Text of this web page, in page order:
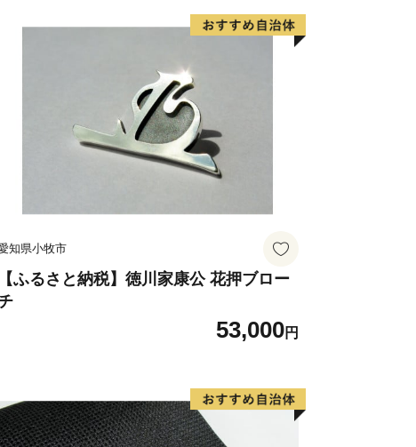
輸株式会社の運賃収受の開始につい
important/info_230417_2.html
ただいた場合、窓口での住所変更はい
び転送にかかる運賃のお支払いは寄附
いいたします。
るさと納税担当窓口
（午前8時30分～午後5時30分
g.com
知県小牧市
【ふるさと納税】徳川家康公 花押ブロー
53,000円